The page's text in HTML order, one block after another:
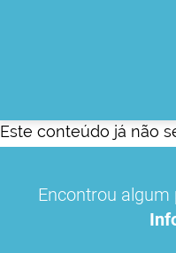
Este conteúdo já não
Encontrou algum